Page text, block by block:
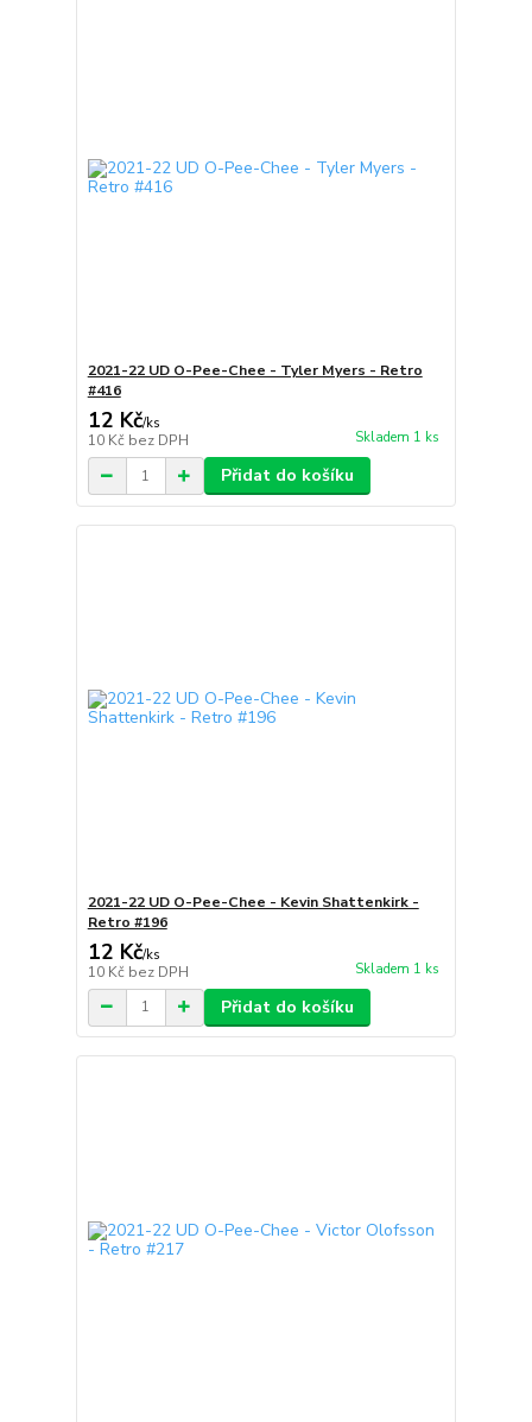
2021-22 UD O-Pee-Chee - Tyler Myers - Retro
#416
12 Kč/ks
10 Kč bez DPH Skladem 1 ks
Přidat do košíku
2021-22 UD O-Pee-Chee - Kevin Shattenkirk -
Retro #196
12 Kč/ks
10 Kč bez DPH Skladem 1 ks
Přidat do košíku